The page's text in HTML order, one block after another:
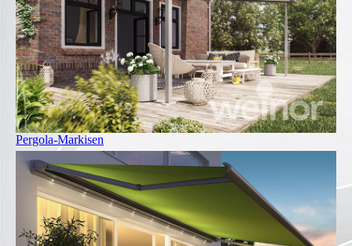
Pergola-Markisen